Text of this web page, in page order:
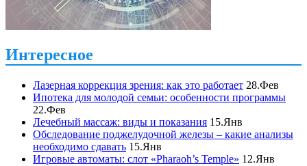
Интересное
Лазерная коррекция зрения: как это работает 28.Фев
Ипотека для молодой семьи: особенности программы
22.Фев
Лечебный массаж: виды и показания 15.Янв
Обследование поджелудочной железы – какие анализы
необходимо сдавать 15.Янв
Игровые автоматы: слот «Pharaoh’s Temple» 12.Янв